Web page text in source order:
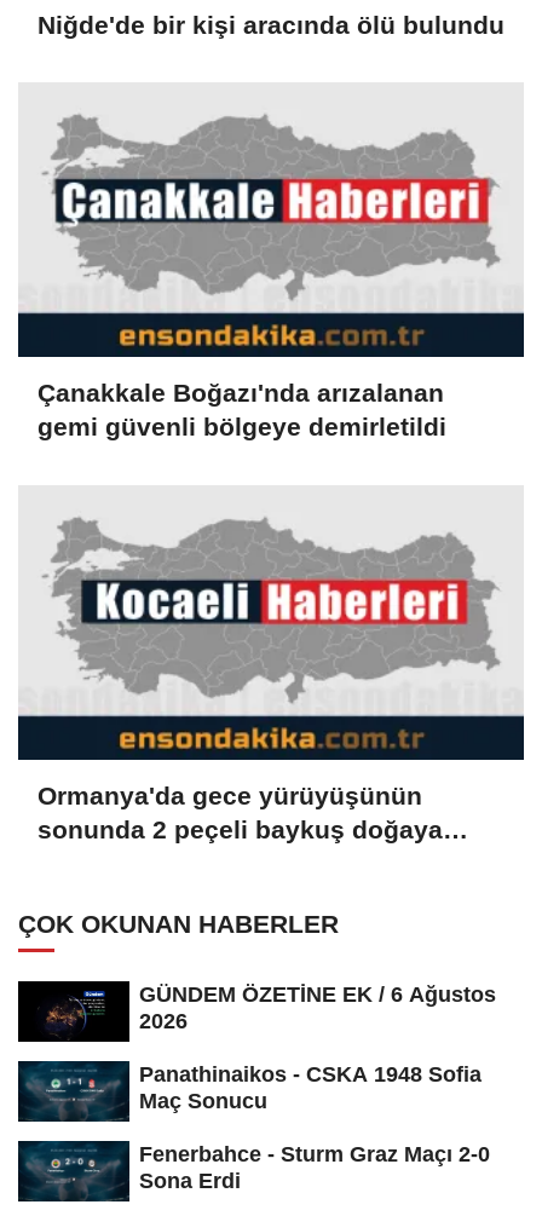
Niğde'de bir kişi aracında ölü bulundu
Çanakkale Boğazı'nda arızalanan
gemi güvenli bölgeye demirletildi
Ormanya'da gece yürüyüşünün
sonunda 2 peçeli baykuş doğaya
ÇOK OKUNAN HABERLER
GÜNDEM ÖZETİNE EK / 6 Ağustos
2026
Panathinaikos - CSKA 1948 Sofia
Maç Sonucu
Fenerbahce - Sturm Graz Maçı 2-0
Sona Erdi